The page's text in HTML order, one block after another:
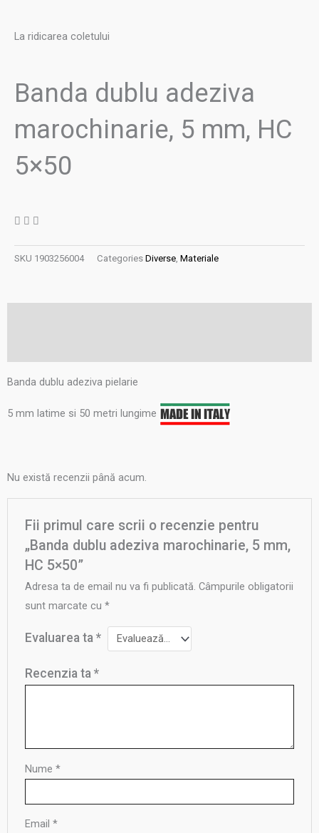
La ridicarea coletului
Banda dublu adeziva
marochinarie, 5 mm, HC
5×50
SKU 1903256004 Categories Diverse, Materiale
Banda dublu adeziva pielarie
5 mm latime si 50 metri lungime
Nu există recenzii până acum.
Fii primul care scrii o recenzie pentru
„Banda dublu adeziva marochinarie, 5 mm,
HC 5×50”
Adresa ta de email nu va fi publicată. Câmpurile obligatorii
sunt marcate cu*
Evaluarea ta*
Recenzia ta*
Nume*
Email*